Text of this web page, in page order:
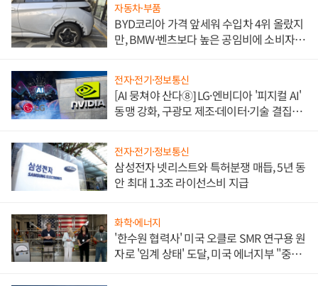
자동차·부품
BYD코리아 가격 앞세워 수입차 4위 올랐지
만, BMW·벤츠보다 높은 공임비에 소비자
전자·전기·정보통신
[AI 뭉쳐야 산다⑧] LG·엔비디아 '피지컬 AI'
동맹 강화, 구광모 제조·데이터·기술 결집
전자·전기·정보통신
삼성전자 넷리스트와 특허분쟁 매듭, 5년 동
안 최대 1.3조 라이선스비 지급
화학·에너지
'한수원 협력사' 미국 오클로 SMR 연구용 원
자로 '임계 상태' 도달, 미국 에너지부 "중요